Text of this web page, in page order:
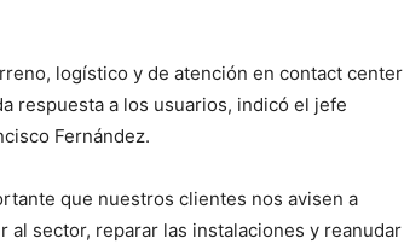
logístico y de atención en contact center
respuesta a los usuarios, indicó el jefe
Fernández.
que nuestros clientes nos avisen a
sector, reparar las instalaciones y reanudar